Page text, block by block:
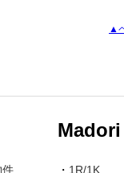
▲
件
Madori
・ 1R/1K